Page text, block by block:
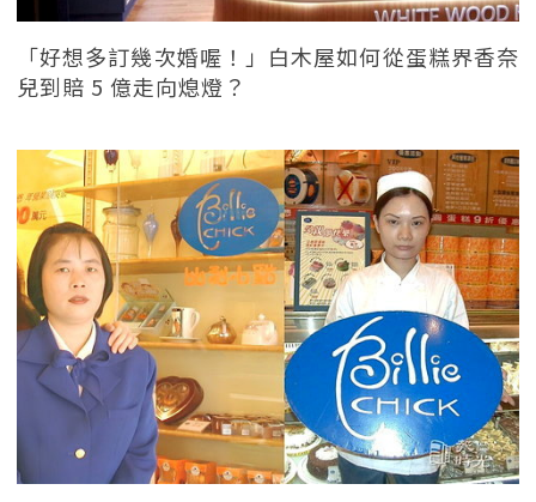
「好想多訂幾次婚喔！」白木屋如何從蛋糕界香奈
兒到賠 5 億走向熄燈？